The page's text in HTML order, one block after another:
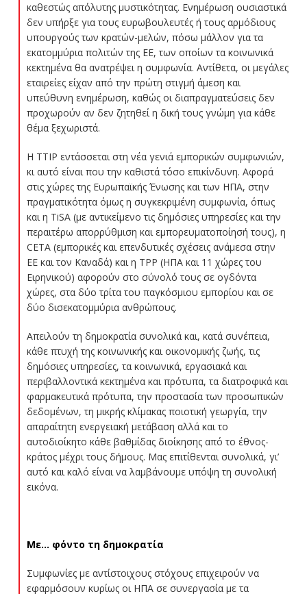
καθεστώς απόλυτης μυστικότητας. Ενημέρωση ουσιαστικά
δεν υπήρξε για τους ευρωβουλευτές ή τους αρμόδιους
υπουργούς των κρατών-μελών, πόσω μάλλον για τα
εκατομμύρια πολιτών της ΕΕ, των οποίων τα κοινωνικά
κεκτημένα θα ανατρέψει η συμφωνία. Αντίθετα, οι μεγάλες
εταιρείες είχαν από την πρώτη στιγμή άμεση και
υπεύθυνη ενημέρωση, καθώς οι διαπραγματεύσεις δεν
προχωρούν αν δεν ζητηθεί η δική τους γνώμη για κάθε
θέμα ξεχωριστά.
Η TTIP εντάσσεται στη νέα γενιά εμπορικών συμφωνιών,
κι αυτό είναι που την καθιστά τόσο επικίνδυνη. Αφορά
στις χώρες της Ευρωπαϊκής Ένωσης και των ΗΠΑ, στην
πραγματικότητα όμως η συγκεκριμένη συμφωνία, όπως
και η TiSA (με αντικείμενο τις δημόσιες υπηρεσίες και την
περαιτέρω απορρύθμιση και εμπορευματοποίησή τους), η
CETA (εμπορικές και επενδυτικές σχέσεις ανάμεσα στην
ΕΕ και τον Καναδά) και η TPP (ΗΠΑ και 11 χώρες του
Ειρηνικού) αφορούν στο σύνολό τους σε ογδόντα
χώρες, στα δύο τρίτα του παγκόσμιου εμπορίου και σε
δύο δισεκατομμύρια ανθρώπους.
Απειλούν τη δημοκρατία συνολικά και, κατά συνέπεια,
κάθε πτυχή της κοινωνικής και οικονομικής ζωής, τις
δημόσιες υπηρεσίες, τα κοινωνικά, εργασιακά και
περιβαλλοντικά κεκτημένα και πρότυπα, τα διατροφικά και
φαρμακευτικά πρότυπα, την προστασία των προσωπικών
δεδομένων, τη μικρής κλίμακας ποιοτική γεωργία, την
απαραίτητη ενεργειακή μετάβαση αλλά και το
αυτοδιοίκητο κάθε βαθμίδας διοίκησης από το έθνος-
κράτος μέχρι τους δήμους. Μας επιτίθενται συνολικά, γι’
αυτό και καλό είναι να λαμβάνουμε υπόψη τη συνολική
εικόνα.
Με… φόντο τη δημοκρατία
Συμφωνίες με αντίστοιχους στόχους επιχειρούν να
εφαρμόσουν κυρίως οι ΗΠΑ σε συνεργασία με τα